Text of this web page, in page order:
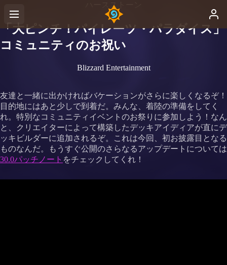
ハースストーン
「大ピンチ！パイレーツ・パラダイス」
コミュニティのお祝い
Blizzard Entertainment
友達と一緒に出かければバケーションがさらに楽しくなるぞ！
目的地にはあと少しで到着だ。みんな、着陸の準備をしてく
れ。特別なコミュニティイベントのお祭りに参加しよう！なん
と、クリエイターによって構築したデッキアイディアが直にデ
ッキビルダーに追加されるぞ。これは今回、初お披露目となる
ものなんだ。もうすぐ公開のさらなるアップデートについては
30.0パッチノート をチェックしてくれ！